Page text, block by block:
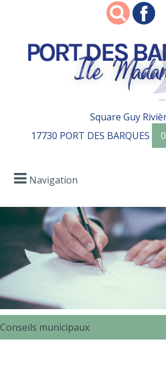
Square Guy
17730 PORT DES BARQUES
Navigation
Conseils municipaux